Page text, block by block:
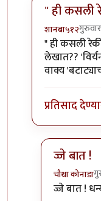
" ही कसली
शानबा५१२
In reply to"
" ही कसली
लेखात??
वाक्य
प्रतिसाद
ज्जे बात !
चौथा कोनाडा
In reply to
ज्जे बात !